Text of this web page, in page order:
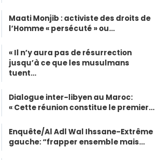
Maati Monjib : activiste des droits de
l’Homme « persécuté » ou…
« Il n’y aura pas de résurrection
jusqu’à ce que les musulmans
tuent…
Dialogue inter-libyen au Maroc:
« Cette réunion constitue le premier…
Enquête/Al Adl Wal Ihssane-Extrême
gauche: “frapper ensemble mais…